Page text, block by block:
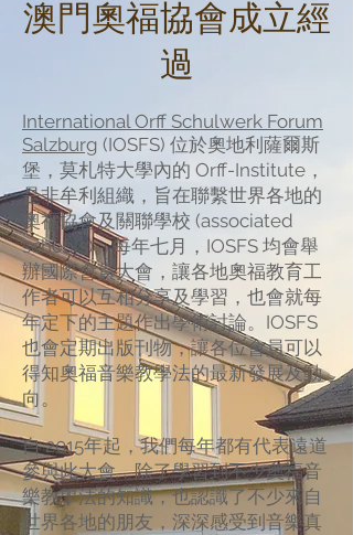
澳門奧福協會成立經
過
International Orff Schulwerk Forum
Salzburg (IOSFS) 位於奧地利薩爾斯
堡，莫札特大學內的 Orff-Institute，
是非牟利組織，旨在聯繫世界各地的
奧福協會及關聯學校 (associated
schools)。每年七月，IOSFS 均會舉
辦國際會員大會，讓各地奧福教育工
作者可以互相分享及學習，也會就每
年定下的主題作出學術討論。IOSFS
也會定期出版刊物，讓各位會員可以
得知奧福音樂教學法的最新發展及動
向。
自 2015年起，我們每年都有代表遠道
參與此大會，除了學習到不少奧福音
樂教學法的知識，也認識了不少來自
世界各地的朋友，深深感受到音樂真